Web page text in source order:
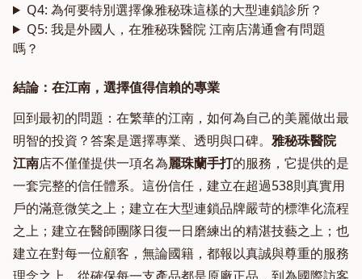
Q4: 為何要特別選擇像雅秘珠這樣的大型連鎖診所？
Q5: 我是外國人，在雅秘珠醫院 江南店溝通會有問題
嗎？
結論：在江南，選擇值得信賴的專業
回到最初的問題：在繁華的江南，如何為自己的美麗做出最
明智的投資？答案是選擇專業、透明與口碑。 雅秘珠醫院
江南店不僅僅提供一項名為麗珠蘭手打的服務，它提供的是
一套完整的信任體系。這份信任，建立在超過538則真實用
戶的滿意微笑之上；建立在大型連鎖品牌嚴苛的標準化流程
之上；建立在醫師團隊日復一日磨練出的精湛技藝之上；也
建立在對每一位顧客，無論國籍，都報以真誠與尊重的服務